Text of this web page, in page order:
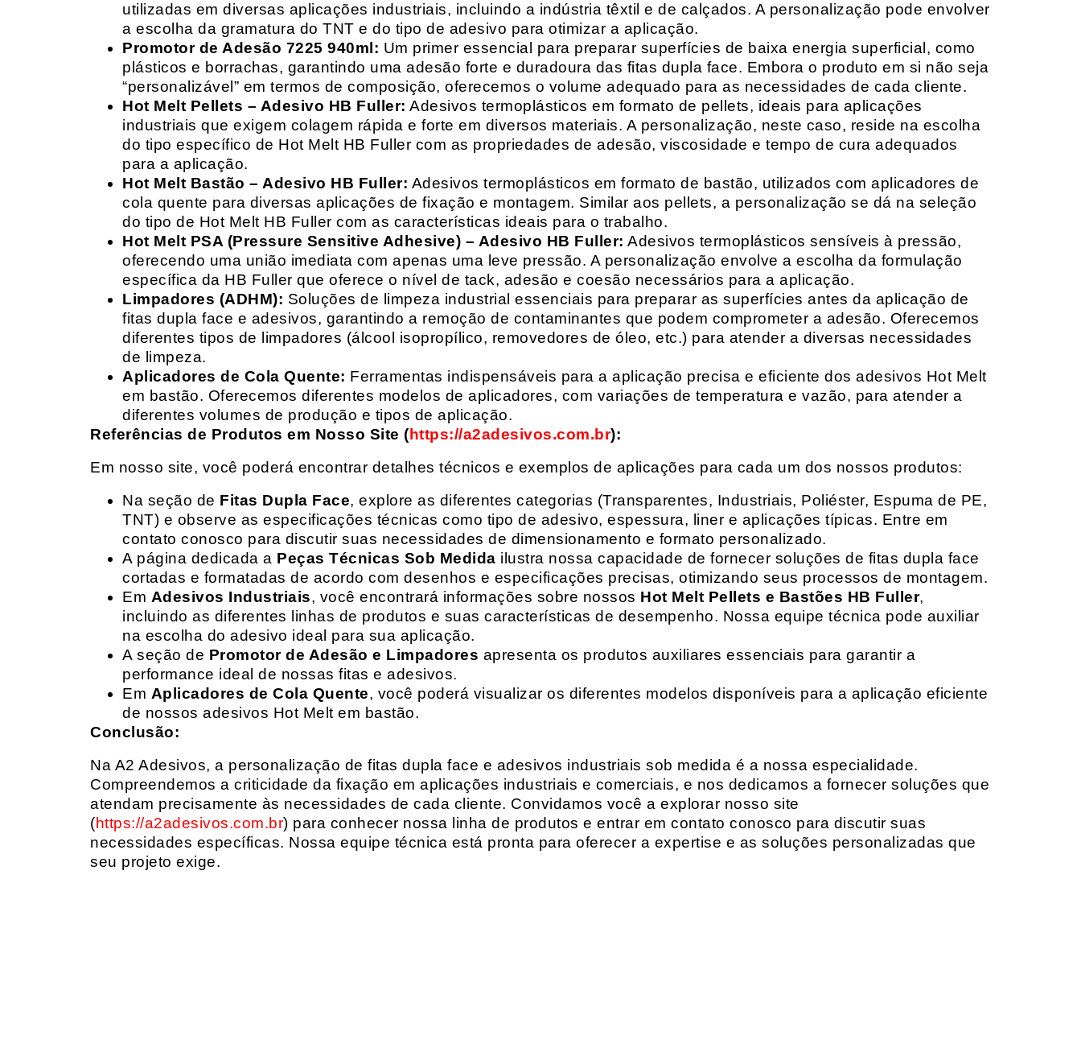
utilizadas em diversas aplicações industriais, incluindo a indústria têxtil e de calçados. A personalização pode envolver
a escolha da gramatura do TNT e do tipo de adesivo para otimizar a aplicação.
Promotor de Adesão 7225 940ml: Um primer essencial para preparar superfícies de baixa energia superficial, como
plásticos e borrachas, garantindo uma adesão forte e duradoura das fitas dupla face. Embora o produto em si não seja
“personalizável” em termos de composição, oferecemos o volume adequado para as necessidades de cada cliente.
Hot Melt Pellets – Adesivo HB Fuller: Adesivos termoplásticos em formato de pellets, ideais para aplicações
industriais que exigem colagem rápida e forte em diversos materiais. A personalização, neste caso, reside na escolha
do tipo específico de Hot Melt HB Fuller com as propriedades de adesão, viscosidade e tempo de cura adequados
para a aplicação.
Hot Melt Bastão – Adesivo HB Fuller: Adesivos termoplásticos em formato de bastão, utilizados com aplicadores de
cola quente para diversas aplicações de fixação e montagem. Similar aos pellets, a personalização se dá na seleção
do tipo de Hot Melt HB Fuller com as características ideais para o trabalho.
Hot Melt PSA (Pressure Sensitive Adhesive) – Adesivo HB Fuller: Adesivos termoplásticos sensíveis à pressão,
oferecendo uma união imediata com apenas uma leve pressão. A personalização envolve a escolha da formulação
específica da HB Fuller que oferece o nível de tack, adesão e coesão necessários para a aplicação.
Limpadores (ADHM): Soluções de limpeza industrial essenciais para preparar as superfícies antes da aplicação de
fitas dupla face e adesivos, garantindo a remoção de contaminantes que podem comprometer a adesão. Oferecemos
diferentes tipos de limpadores (álcool isopropílico, removedores de óleo, etc.) para atender a diversas necessidades
de limpeza.
Aplicadores de Cola Quente: Ferramentas indispensáveis para a aplicação precisa e eficiente dos adesivos Hot Melt
em bastão. Oferecemos diferentes modelos de aplicadores, com variações de temperatura e vazão, para atender a
diferentes volumes de produção e tipos de aplicação.
Referências de Produtos em Nosso Site (https://a2adesivos.com.br):
Em nosso site, você poderá encontrar detalhes técnicos e exemplos de aplicações para cada um dos nossos produtos:
Na seção de Fitas Dupla Face, explore as diferentes categorias (Transparentes, Industriais, Poliéster, Espuma de PE,
TNT) e observe as especificações técnicas como tipo de adesivo, espessura, liner e aplicações típicas. Entre em
contato conosco para discutir suas necessidades de dimensionamento e formato personalizado.
A página dedicada a Peças Técnicas Sob Medida ilustra nossa capacidade de fornecer soluções de fitas dupla face
cortadas e formatadas de acordo com desenhos e especificações precisas, otimizando seus processos de montagem.
Em Adesivos Industriais, você encontrará informações sobre nossos Hot Melt Pellets e Bastões HB Fuller,
incluindo as diferentes linhas de produtos e suas características de desempenho. Nossa equipe técnica pode auxiliar
na escolha do adesivo ideal para sua aplicação.
A seção de Promotor de Adesão e Limpadores apresenta os produtos auxiliares essenciais para garantir a
performance ideal de nossas fitas e adesivos.
Em Aplicadores de Cola Quente, você poderá visualizar os diferentes modelos disponíveis para a aplicação eficiente
de nossos adesivos Hot Melt em bastão.
Conclusão:
Na A2 Adesivos, a personalização de fitas dupla face e adesivos industriais sob medida é a nossa especialidade.
Compreendemos a criticidade da fixação em aplicações industriais e comerciais, e nos dedicamos a fornecer soluções que
atendam precisamente às necessidades de cada cliente. Convidamos você a explorar nosso site
(https://a2adesivos.com.br) para conhecer nossa linha de produtos e entrar em contato conosco para discutir suas
necessidades específicas. Nossa equipe técnica está pronta para oferecer a expertise e as soluções personalizadas que
seu projeto exige.